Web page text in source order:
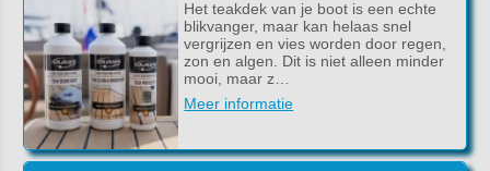
Het teakdek van je boot is een echte
blikvanger, maar kan helaas snel
vergrijzen en vies worden door regen,
zon en algen. Dit is niet alleen minder
mooi, maar z…
Meer informatie